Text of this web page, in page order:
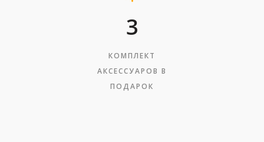
3
КОМПЛЕКТ
АКСЕССУАРОВ В
ПОДАРОК